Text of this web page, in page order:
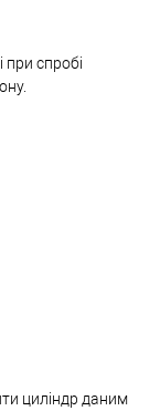
при спробі
циліндр даним